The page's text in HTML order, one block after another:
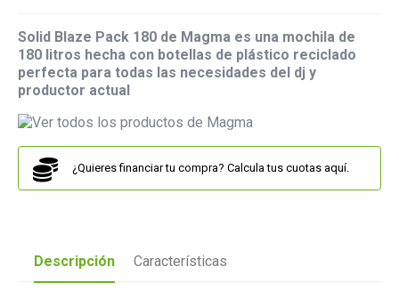
Solid Blaze Pack 180 de Magma es una mochila de
180 litros hecha con botellas de plástico reciclado
perfecta para todas las necesidades del dj y
productor actual
¿Quieres financiar tu compra? Calcula tus cuotas aquí.
Descripción Características